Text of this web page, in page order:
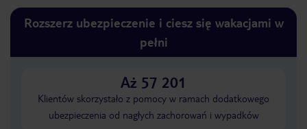
Rozszerz ubezpieczenie i ciesz się wakacjami w
pełni
Aż 57 201
Klientów skorzystało z pomocy w ramach dodatkowego
ubezpieczenia od nagłych zachorowań i wypadków